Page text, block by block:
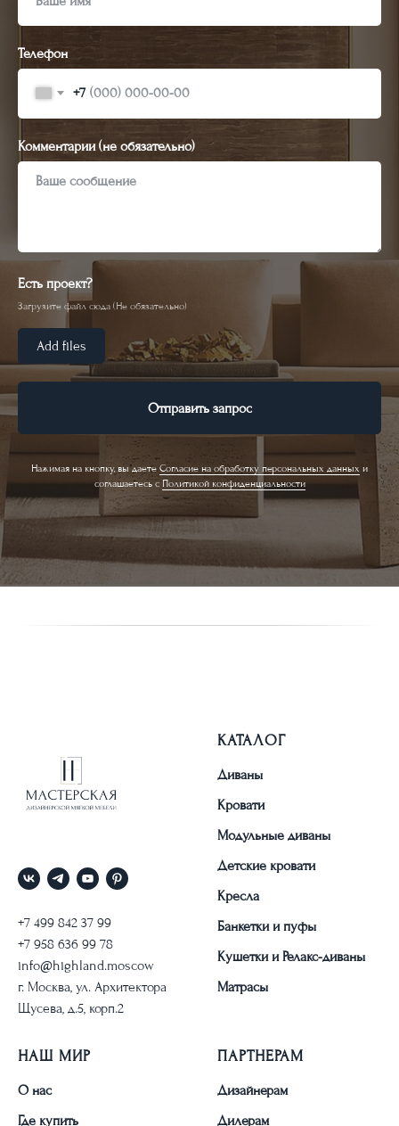
Телефон
+7
Комментарии (не обязательно)
Есть проект?
Загрузите файл сюда (Не обязательно)
Add files
Отправить запрос
Нажимая на кнопку, вы даете Cогласие на обработку персональных данных и
соглашаетесь c Политикой конфиденциальности
+7 499 842 37 99
+7 958 636 99 78
info@highland.moscow
г. Москва, ул. Архитектора
Щусева, д.5, корп.2
КАТАЛОГ
Диваны
Кровати
Модульные диваны
Детские кровати
Кресла
Банкетки и пуфы
Кушетки и Релакс-диваны
Матрасы
НАШ МИР
О нас
Где купить
ПАРТНЕРАМ
Дизайнерам
Дилерам